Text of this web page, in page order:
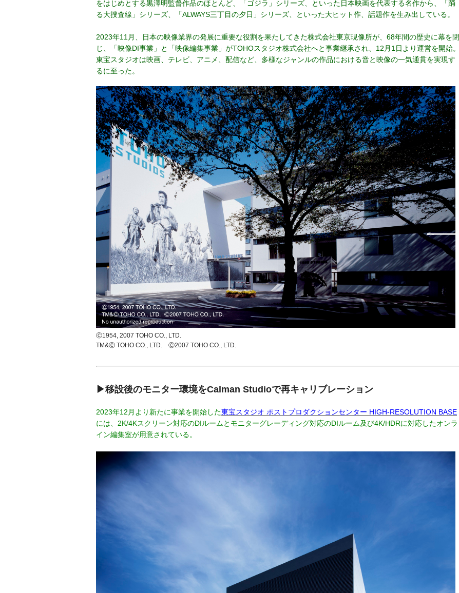
をはじめとする黒澤明監督作品のほとんど、「ゴジラ」シリーズ、といった日本映画を代表する名作から、「踊
る大捜査線」シリーズ、「ALWAYS三丁目の夕日」シリーズ、といった大ヒット作、話題作を生み出している。
2023年11月、日本の映像業界の発展に重要な役割を果たしてきた株式会社東京現像所が、68年間の歴史に幕を閉
じ、「映像DI事業」と「映像編集事業」がTOHOスタジオ株式会社へと事業継承され、12月1日より運営を開始。
東宝スタジオは映画、テレビ、アニメ、配信など、多様なジャンルの作品における音と映像の一気通貫を実現す
るに至った。
Ⓒ1954, 2007 TOHO CO., LTD.
TM&Ⓒ TOHO CO., LTD. Ⓒ2007 TOHO CO., LTD.
▶移設後のモニター環境をCalman Studioで再キャリブレーション
2023年12月より新たに事業を開始した東宝スタジオ ポストプロダクションセンター HIGH-RESOLUTION BASE
には、2K/4Kスクリーン対応のDIルームとモニターグレーディング対応のDIルーム及び4K/HDRに対応したオンラ
イン編集室が用意されている。